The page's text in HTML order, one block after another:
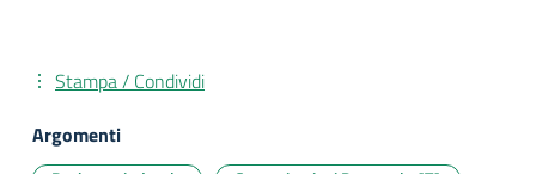
Stampa / Condividi
Argomenti